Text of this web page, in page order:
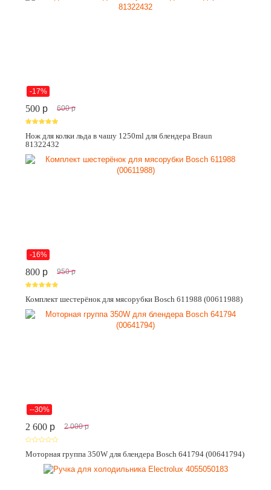
-17%
500 p 600 p
Нож для колки льда в чашу 1250ml для блендера Braun
81322432
-16%
800 p 950 p
Комплект шестерёнок для мясорубки Bosch 611988 (00611988)
--30%
2 600 p 2 000 p
Моторная группа 350W для блендера Bosch 641794 (00641794)